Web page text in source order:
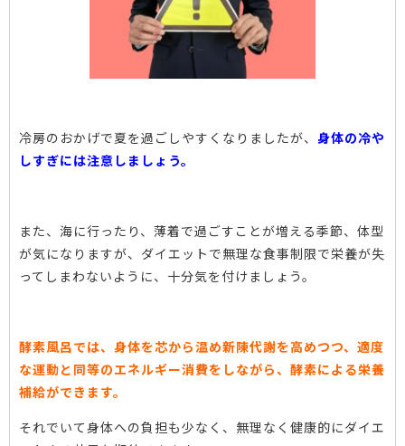
冷房のおかげで夏を過ごしやすくなりましたが、 身体の冷や
しすぎには注意しましょう。
また、海に行ったり、薄着で過ごすことが増える季節、体型
が気になりますが、ダイエットで無理な食事制限で栄養が失
ってしまわないように、十分気を付けましょう。
酵素風呂では、身体を芯から温め新陳代謝を高めつつ、適度
な運動と同等のエネルギー消費をしながら、酵素による栄養
補給ができます。
それでいて身体への負担も少なく、無理なく健康的にダイエ